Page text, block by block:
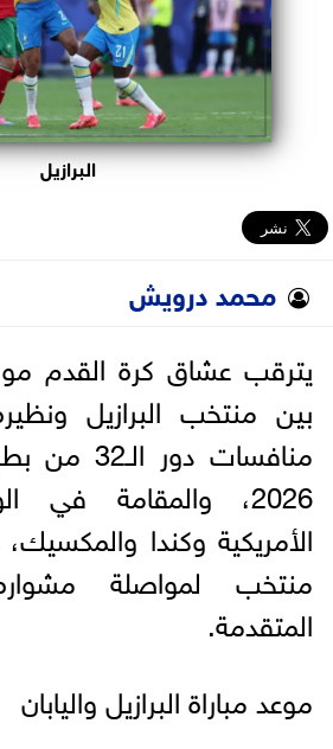
البرازيل
محمد درويش
يترقب عشاق كرة القدم
بين منتخب البرازيل
منافسات دور
2026، والمقامة في
الأمريكية وكندا
منتخب لمواصلة
المتقدمة.
موعد مباراة البرازيل واليابان